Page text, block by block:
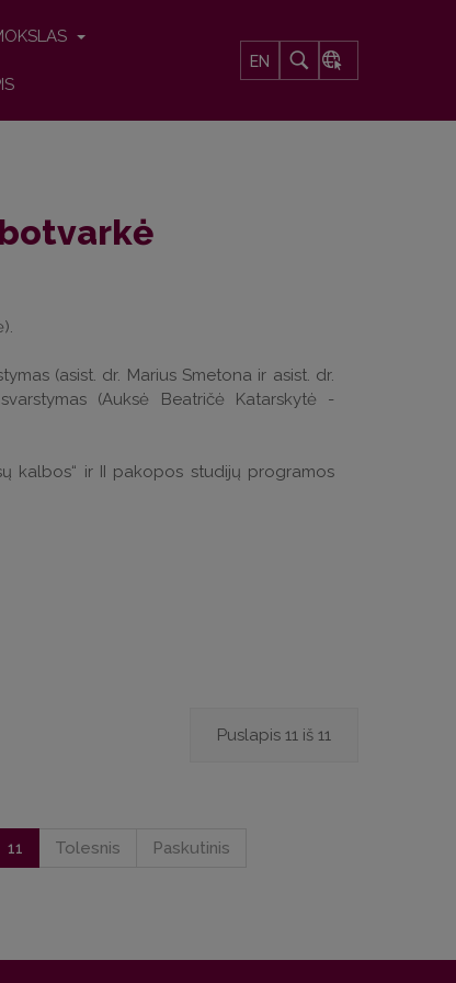
EN
(asist. dr. Marius Smetona ir asist. dr.
(Auksė Beatričė Katarskytė -
kalbos“ ir II pakopos studijų programos
Puslapis 11 iš 11
11 Tolesnis Paskutinis